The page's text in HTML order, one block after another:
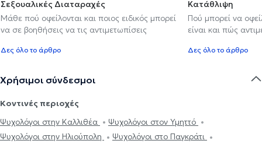
Σεξουαλικές Διαταραχές
Μάθε πού οφείλονται και ποιος ειδικός μπορεί
να σε βοηθήσεις να τις αντιμετωπίσεις
Δες όλο το άρθρο
Κατάθλιψη
Πού μπορεί να
είναι και πώς
Δες όλο το άρθρο
Χρήσιμοι σύνδεσμοι
Κοντινές περιοχές
Ψυχολόγοι στην Καλλιθέα
Ψυχολόγοι στον Υμηττό
Ψυχολόγοι στην Ηλιούπολη
Ψυχολόγοι στο Παγκράτι